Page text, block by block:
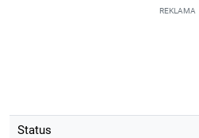
REKLAMA
Status